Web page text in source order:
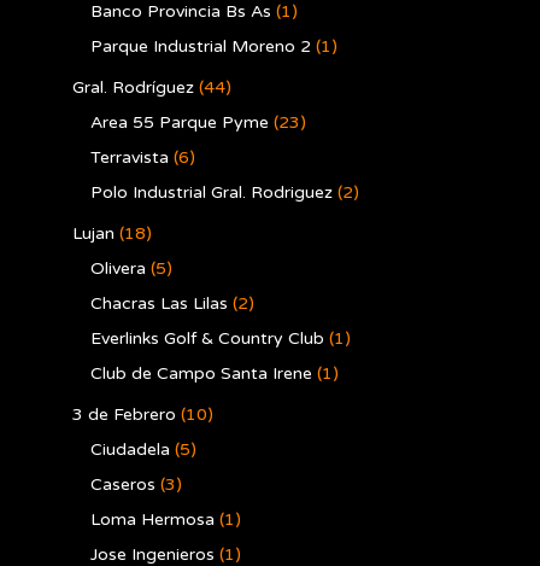
Banco Provincia Bs As (1)
Parque Industrial Moreno 2 (1)
Gral. Rodríguez (44)
Area 55 Parque Pyme (23)
Terravista (6)
Polo Industrial Gral. Rodriguez (2)
Lujan (18)
Olivera (5)
Chacras Las Lilas (2)
Everlinks Golf & Country Club (1)
Club de Campo Santa Irene (1)
3 de Febrero (10)
Ciudadela (5)
Caseros (3)
Loma Hermosa (1)
Jose Ingenieros (1)